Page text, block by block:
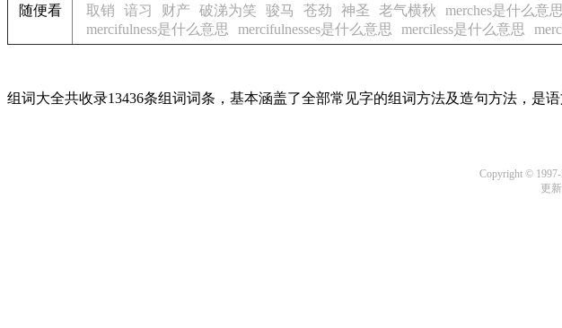
随便看
取销
谙习 财产 破涕为笑 骏马 苍劲 神圣 老气横秋 merches是什么意思
mercifulness是什么意思
mercifulnesses是什么意思 merciless是什么意思
组词大全共收录13436条组词词条，基本涵盖了全部常见字的组词方法及造句方法，是语
Copyright © 1997-
更